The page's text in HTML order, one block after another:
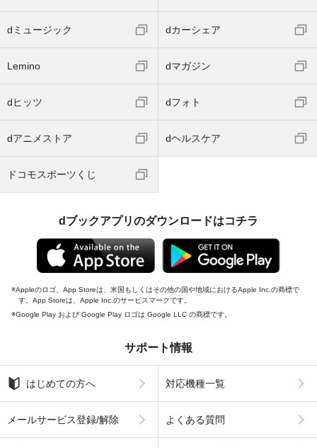
dミュージック dカーシェア
Lemino dマガジン
dヒッツ dフォト
dアニメストア dヘルスケア
ドコモスポーツくじ
dブックアプリのダウンロードはコチラ
Appleのロゴ、App Storeは、米国もしくはその他の国や地域におけるApple Inc.の商標で
す。App Storeは、Apple Inc.のサービスマークです。
Google Play および Google Play ロゴは Google LLC の商標です。
サポート情報
はじめての方へ 対応機種一覧
メールサービス登録/解除 よくある質問